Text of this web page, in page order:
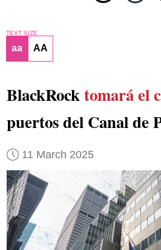
TEXT SIZE
aa AA
BlackRocktomará el
puertos del Canal de
11 March 2025